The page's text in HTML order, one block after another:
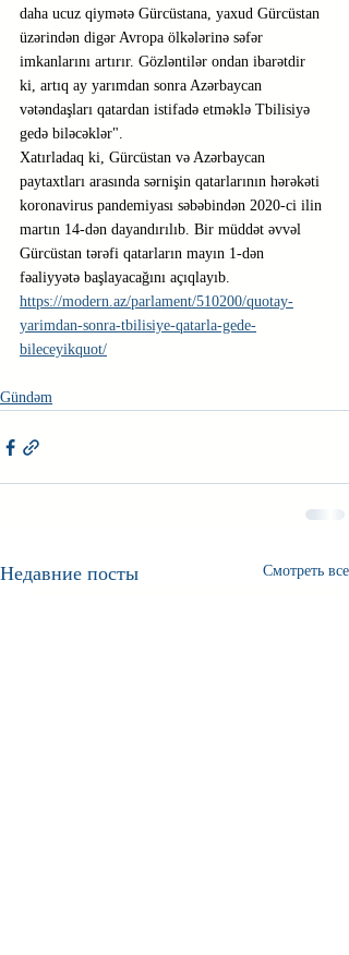
daha ucuz qiymətə Gürcüstana, yaxud Gürcüstan
üzərindən digər Avropa ölkələrinə səfər
imkanlarını artırır. Gözləntilər ondan ibarətdir
ki, artıq ay yarımdan sonra Azərbaycan
vətəndaşları qatardan istifadə etməklə Tbilisiyə
gedə biləcəklər".
Xatırladaq ki, Gürcüstan və Azərbaycan
paytaxtları arasında sərnişin qatarlarının hərəkəti
koronavirus pandemiyası səbəbindən 2020-ci ilin
martın 14-dən dayandırılıb. Bir müddət əvvəl
Gürcüstan tərəfi qatarların mayın 1-dən
fəaliyyətə başlayacağını açıqlayıb.
https://modern.az/parlament/510200/quotay-
yarimdan-sonra-tbilisiye-qatarla-gede-
bileceyikquot/
Gündəm
Недавние посты Смотреть все